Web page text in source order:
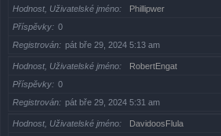
Hodnost, Uživatelské jméno
Phillipwer
Příspěvky
0
Registrován
pát bře 29, 2024 5:13 am
Hodnost, Uživatelské jméno
RobertEngat
Příspěvky
0
Registrován
pát bře 29, 2024 5:31 am
Hodnost, Uživatelské jméno
DavidoosFlula